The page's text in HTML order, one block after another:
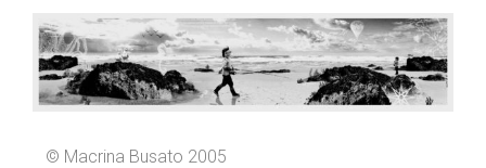
© Macrina Busato 2005